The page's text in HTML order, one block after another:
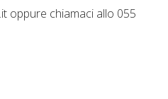
oppure chiamaci allo 055